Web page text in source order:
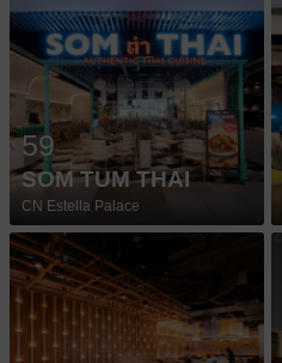
59
SOM TUM THAI
CN Estella Palace